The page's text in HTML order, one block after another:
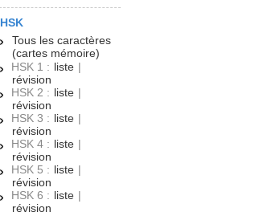
HSK
Tous les caractères
(cartes mémoire)
HSK 1 : liste |
révision
HSK 2 : liste |
révision
HSK 3 : liste |
révision
HSK 4 : liste |
révision
HSK 5 : liste |
révision
HSK 6 : liste |
révision